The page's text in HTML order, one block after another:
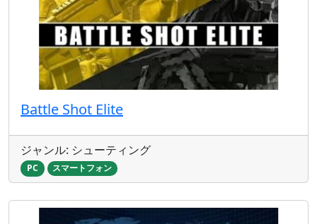
Battle Shot Elite
ジャンル: シューティング
PC スマートフォン